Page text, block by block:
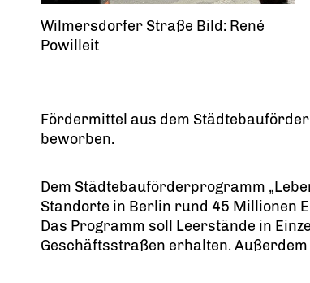
Wilmersdorfer Straße Bild: René
Powilleit
Fördermittel aus dem
beworben.
Dem Städtebauförderprogramm
Standorte in Berlin rund 45 Millionen
Das Programm soll Leerstände in
Geschäftsstraßen erhalten.